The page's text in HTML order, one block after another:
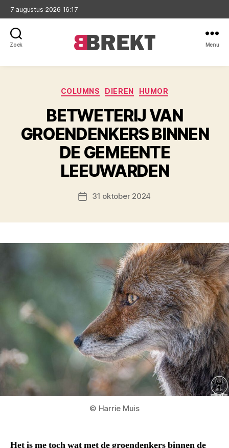
7 augustus 2026 16:17
Zoek Menu
Categorieën
COLUMNS DIEREN HUMOR
BETWETERIJ VAN
GROENDENKERS BINNEN
DE GEMEENTE
LEEUWARDEN
Berichtdatum
31 oktober 2024
© Harrie Muis
Het is me toch wat met de groendenkers binnen de